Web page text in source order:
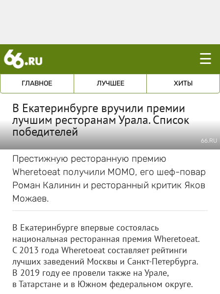
☰
ГЛАВНОЕ ЛУЧШЕЕ ХИТЫ
В Екатеринбурге вручили премии
лучшим ресторанам Урала. Список
победителей
66.RU
Престижную ресторанную премию
Wheretoeat получили МОМО, его шеф-повар
Роман Калинин и ресторанный критик Яков
Можаев.
В Екатеринбурге впервые состоялась
национальная ресторанная премия Wheretoeat.
С 2013 года Wheretoeat составляет рейтинги
лучших заведений Москвы и Санкт-Петербурга.
В 2019 году ее провели также на Урале,
в Татарстане и в Южном федеральном округе.